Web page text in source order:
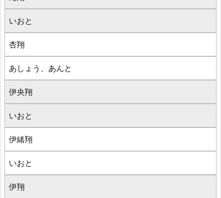
いおと
杏翔
あしょう、あんと
伊央翔
いおと
伊緒翔
いおと
伊翔